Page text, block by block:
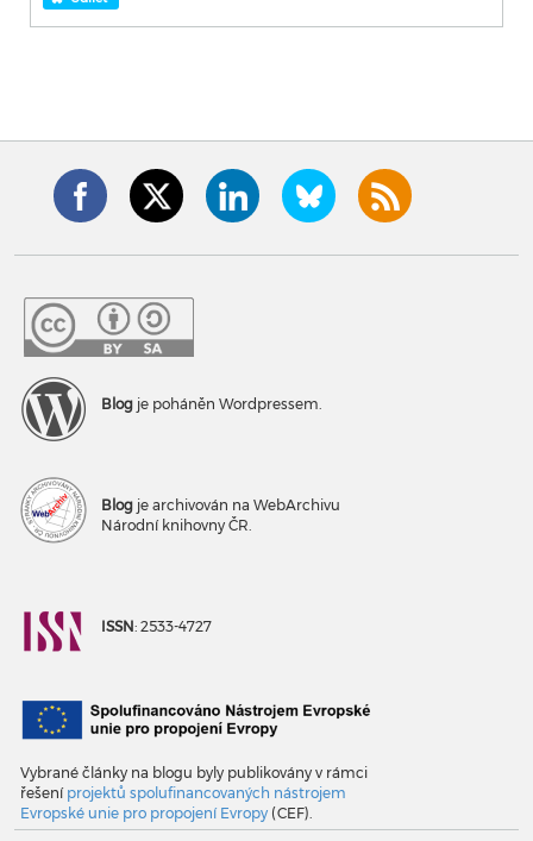
Blog je poháněn Wordpressem.
Blog je archivován na WebArchivu
Národní knihovny ČR.
ISSN: 2533-4727
Vybrané články na blogu byly publikovány v rámci
řešení projektů spolufinancovaných nástrojem
Evropské unie pro propojení Evropy (CEF).